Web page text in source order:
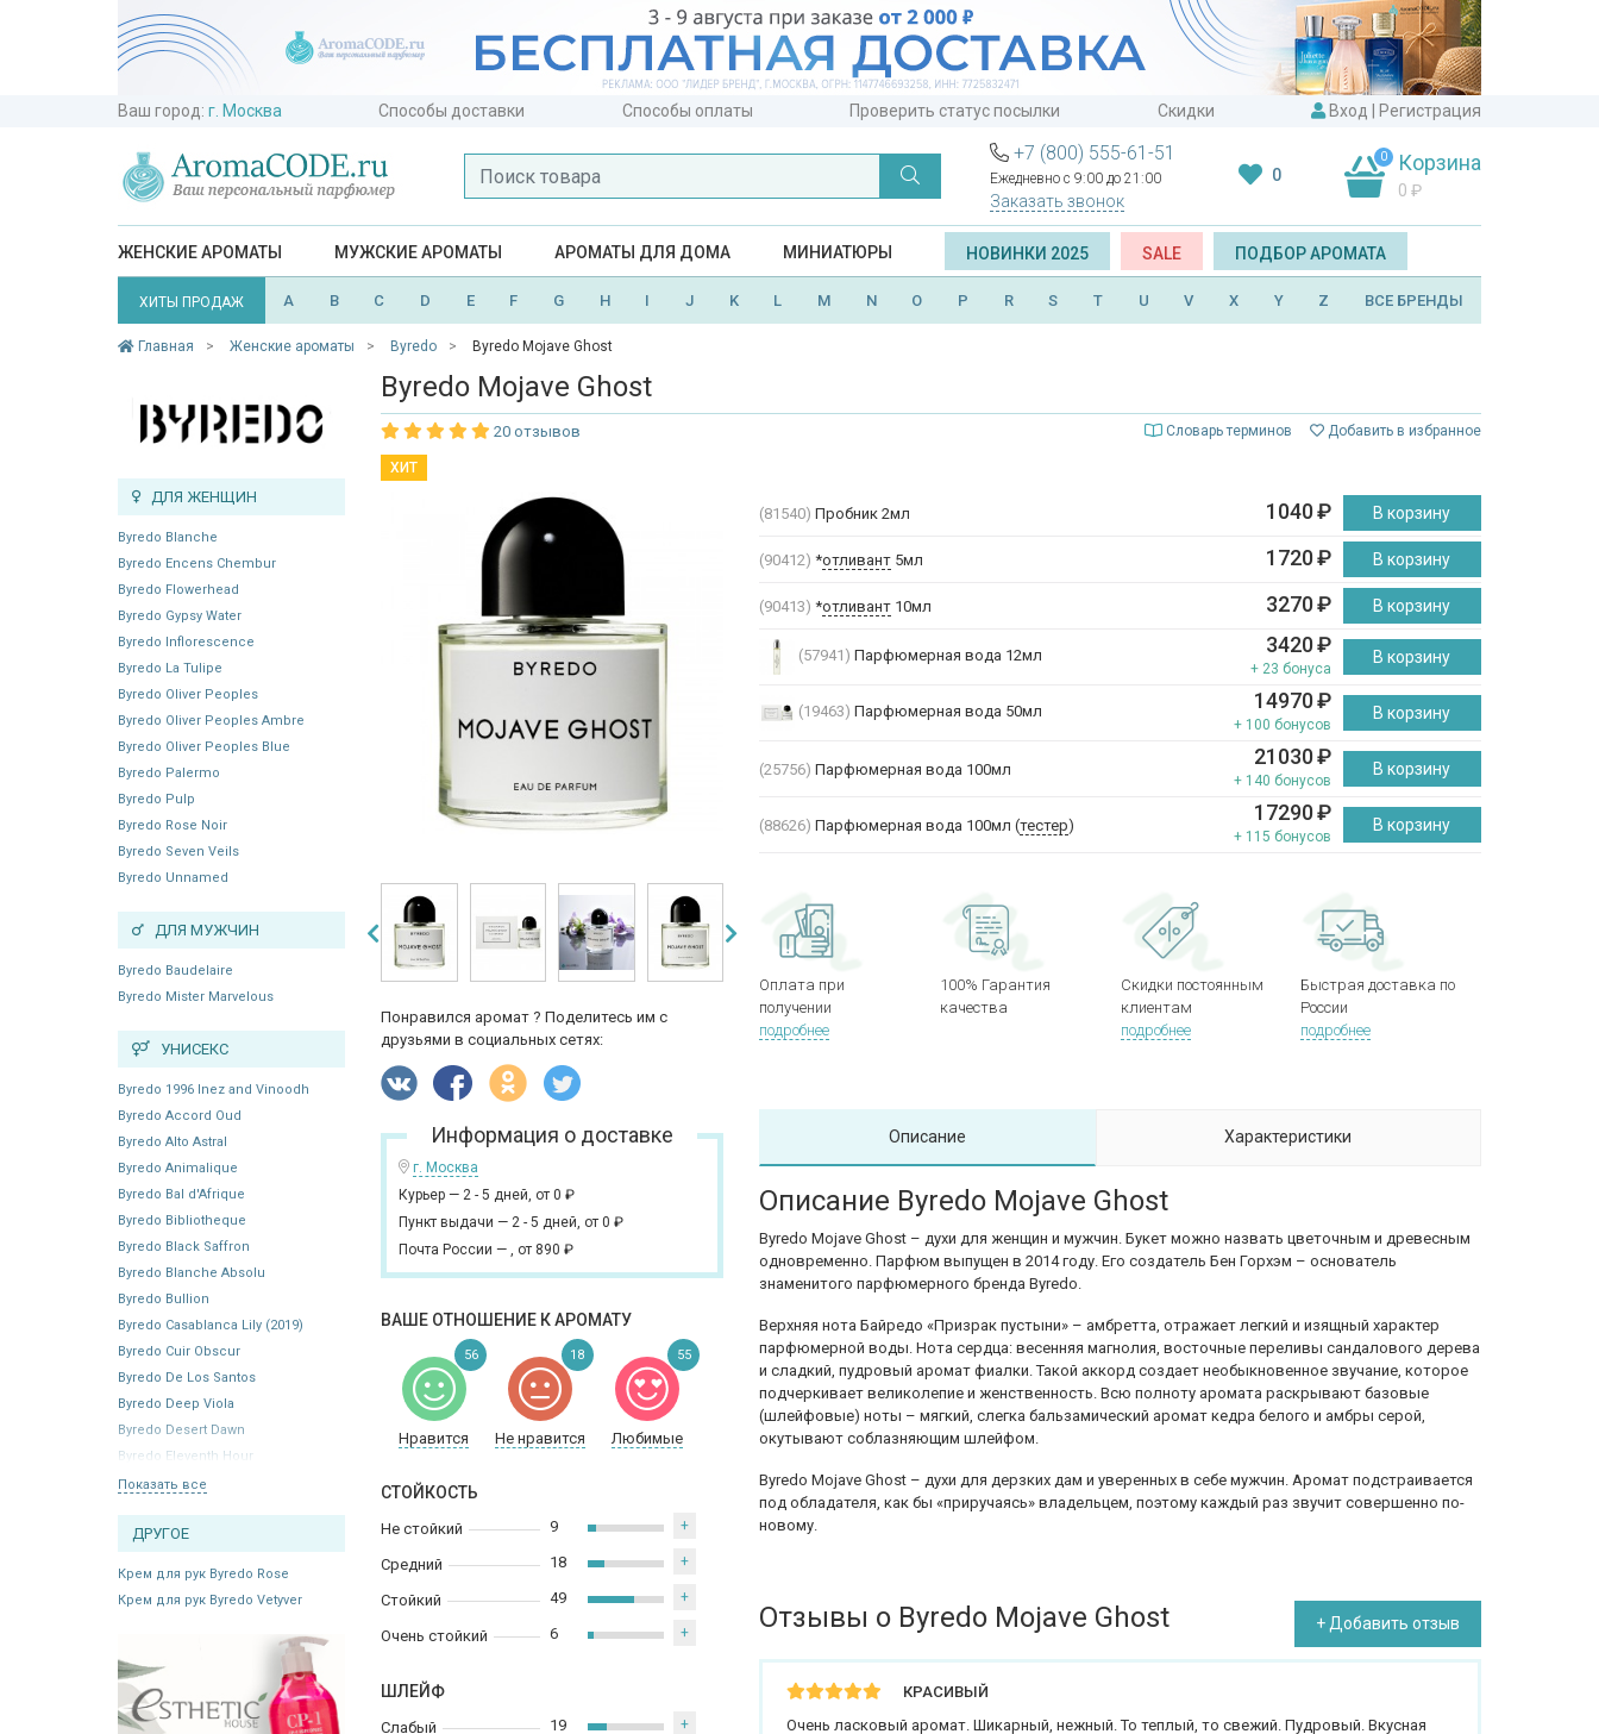
Ваш город: г. Москва Способы доставки Способы оплаты Проверить статус посылки Скидки Вход Регистрация
+7 (800) 555-61-51
Ежедневно с 9:00 до 21:00
Заказать звонок
0
0 Корзина
0 ₽
ЖЕНСКИЕ АРОМАТЫ МУЖСКИЕ АРОМАТЫ АРОМАТЫ ДЛЯ ДОМА МИНИАТЮРЫ НОВИНКИ 2025 SALE ПОДБОР АРОМАТА
ХИТЫ ПРОДАЖ A B C D E F G H I J K L M N O P R S T U V X Y Z ВСЕ БРЕНДЫ
Главная Женские ароматы Byredo Byredo Mojave Ghost
ДЛЯ ЖЕНЩИН
Byredo Blanche
Byredo Encens Chembur
Byredo Flowerhead
Byredo Gypsy Water
Byredo Inflorescence
Byredo La Tulipe
Byredo Oliver Peoples
Byredo Oliver Peoples Ambre
Byredo Oliver Peoples Blue
Byredo Palermo
Byredo Pulp
Byredo Rose Noir
Byredo Seven Veils
Byredo Unnamed
ДЛЯ МУЖЧИН
Byredo Baudelaire
Byredo Mister Marvelous
УНИСЕКС
Byredo 1996 Inez and Vinoodh
Byredo Accord Oud
Byredo Alto Astral
Byredo Animalique
Byredo Bal d'Afrique
Byredo Bibliotheque
Byredo Black Saffron
Byredo Blanche Absolu
Byredo Bullion
Byredo Casablanca Lily (2019)
Byredo Cuir Obscur
Byredo De Los Santos
Byredo Deep Viola
Byredo Desert Dawn
Byredo Eleventh Hour
Показать все
ДРУГОЕ
Крем для рук Byredo Rose
Крем для рук Byredo Vetyver
Byredo Mojave Ghost
20 отзывов Словарь терминов Добавить в избранное
ХИТ
Понравился аромат ? Поделитесь им с
друзьями в социальных сетях:
Информация о доставке
г. Москва
Курьер — 2 - 5 дней, от 0 ₽
Пункт выдачи — 2 - 5 дней, от 0 ₽
Почта России — , от 890 ₽
ВАШЕ ОТНОШЕНИЕ К АРОМАТУ
Нравится Не нравится Любимые
56 18 55
СТОЙКОСТЬ
Не стойкий
Средний
Стойкий
Очень стойкий
9 +
18 +
49 +
6 +
ШЛЕЙФ
Слабый
19 +
(81540) Пробник 2мл 1040₽ В корзину
(90412) *отливант 5мл 1720₽ В корзину
(90413) *отливант 10мл 3270₽ В корзину
(57941) Парфюмерная вода 12мл 3420₽
+ 23 бонуса
В корзину
(19463) Парфюмерная вода 50мл 14970₽
+ 100 бонусов
В корзину
(25756) Парфюмерная вода 100мл 21030₽
+ 140 бонусов
В корзину
(88626) Парфюмерная вода 100мл (тестер) 17290₽
+ 115 бонусов
В корзину
Оплата при
получении
подробнее
100% Гарантия
качества
Скидки постоянным
клиентам
подробнее
Быстрая доставка по
России
подробнее
Описание Характеристики
Описание Byredo Mojave Ghost
Byredo Mojave Ghost – духи для женщин и мужчин. Букет можно назвать цветочным и древесным
одновременно. Парфюм выпущен в 2014 году. Его создатель Бен Горхэм – основатель
знаменитого парфюмерного бренда Byredo.
Верхняя нота Байредо «Призрак пустыни» – амбретта, отражает легкий и изящный характер
парфюмерной воды. Нота сердца: весенняя магнолия, восточные переливы сандалового дерева
и сладкий, пудровый аромат фиалки. Такой аккорд создает необыкновенное звучание, которое
подчеркивает великолепие и женственность. Всю полноту аромата раскрывают базовые
(шлейфовые) ноты – мягкий, слегка бальзамический аромат кедра белого и амбры серой,
окутывают соблазняющим шлейфом.
Byredo Mojave Ghost – духи для дерзких дам и уверенных в себе мужчин. Аромат подстраивается
под обладателя, как бы «приручаясь» владельцем, поэтому каждый раз звучит совершенно по-
новому.
Отзывы о Byredo Mojave Ghost + Добавить отзыв
КРАСИВЫЙ
Очень ласковый аромат. Шикарный, нежный. То теплый, то свежий. Пудровый. Вкусная